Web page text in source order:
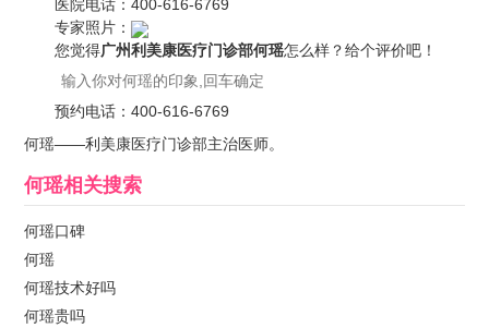
医院电话：400-616-6769
专家照片：
您觉得广州利美康医疗门诊部何瑶怎么样？给个评价吧！
预约电话：400-616-6769
何瑶——利美康医疗门诊部主治医师。
何瑶相关搜索
何瑶口碑
何瑶
何瑶技术好吗
何瑶贵吗